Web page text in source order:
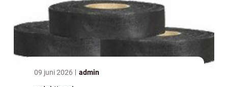
09 juni 2026 admin